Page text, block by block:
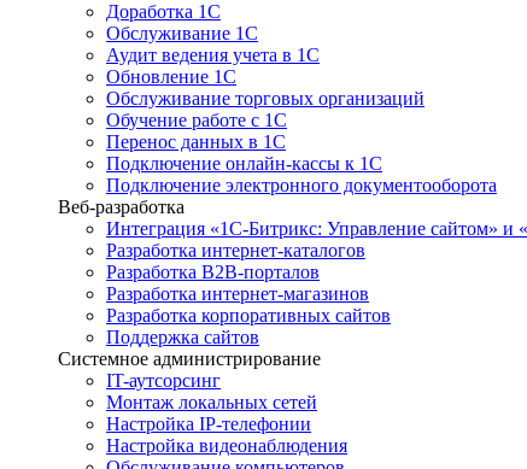
Доработка 1С
Обслуживание 1С
Аудит ведения учета в 1С
Обновление 1С
Обслуживание торговых организаций
Обучение работе с 1С
Перенос данных в 1С
Подключение онлайн-кассы к 1С
Подключение электронного документооборота
Веб-разработка
Интеграция «1С-Битрикс: Управление сайтом» и
Разработка интернет-каталогов
Разработка B2B-порталов
Разработка интернет-магазинов
Разработка корпоративных сайтов
Поддержка сайтов
Системное администрирование
IT-аутсорсинг
Монтаж локальных сетей
Настройка IP-телефонии
Настройка видеонаблюдения